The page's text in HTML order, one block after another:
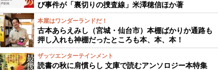
び事件が「裏切りの捜査線」米澤穂信ほか著
本屋はワンダーランドだ！
古本あらえみし（宮城・仙台市）本棚ばかりか通路も
押し入れも神棚だったところも本、本、本！
ザッツエンターテインメント
読書の秋に肩慣らし 文庫で読むアンソロジー本特集